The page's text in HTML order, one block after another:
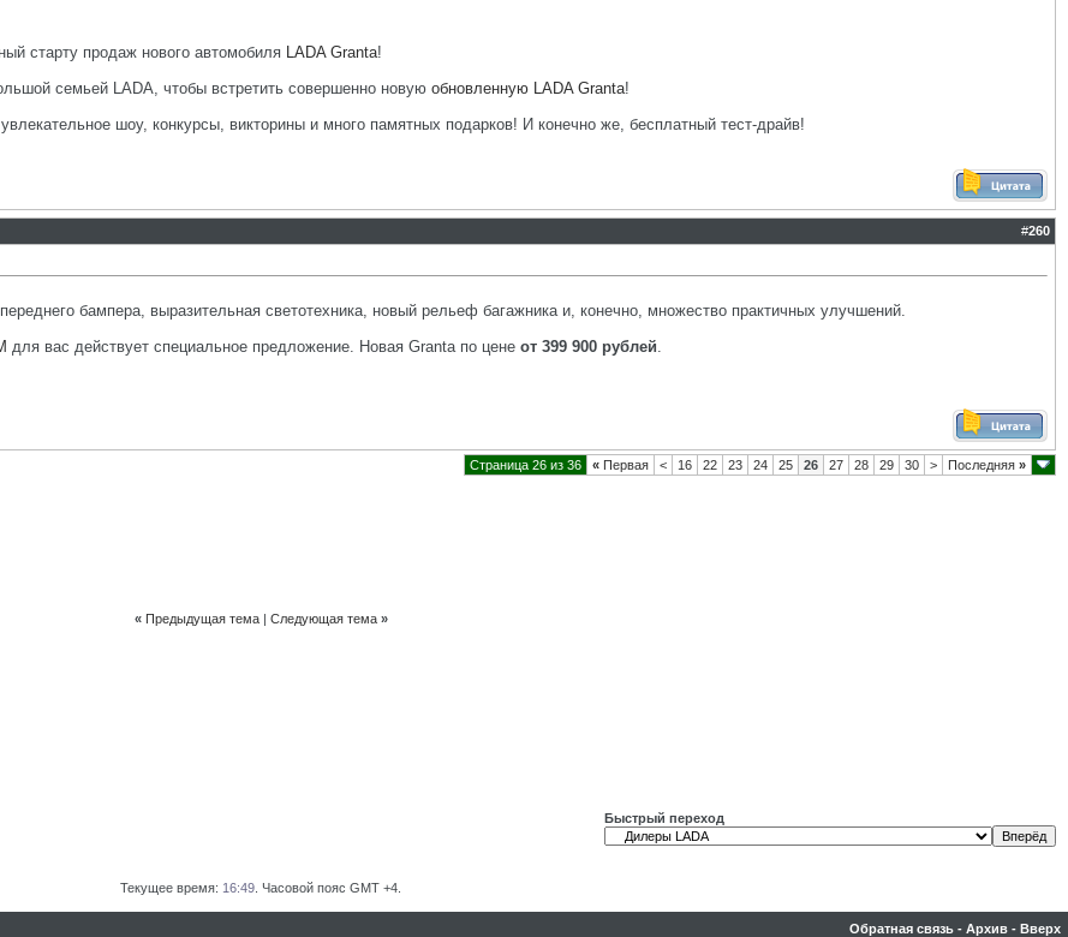
старту продаж нового автомобиля LADA Granta!
семьей LADA, чтобы встретить совершенно новую обновленную LADA Granta!
шоу, конкурсы, викторины и много памятных подарков! И конечно же, бесплатный тест-драйв!
#260
бампера, выразительная светотехника, новый рельеф багажника и, конечно, множество практичных улучшений.
для вас действует специальное предложение. Новая Granta по цене от 399 900 рублей.
Страница 26 из 36 « Первая < 16 22 23 24 25 26 27 28 29 30 > Последняя »
« Предыдущая тема| Следующая тема »
Быстрый переход
Текущее время: 16:49 . Часовой пояс GMT +4.
Обратная связь - Архив - Вверх